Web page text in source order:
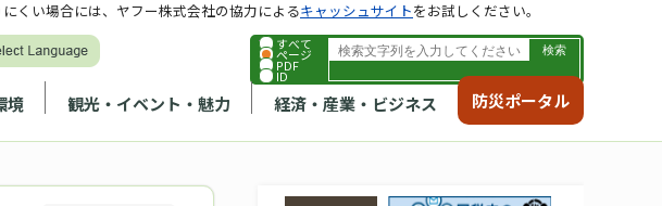
すべて
ページ
PDF
ID
境 観光・イベント・魅力 経済・産業・ビジネス 防災ポータル
くい場合には、ヤフー株式会社の協力によるキャッシュサイトをお試しください。